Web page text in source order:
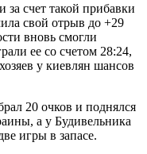
за счет такой прибавки
свой отрыв до +29
вновь смогли
ее со счетом 28:24,
у киевлян шансов
20 очков и поднялся
а у Будивельника
игры в запасе.